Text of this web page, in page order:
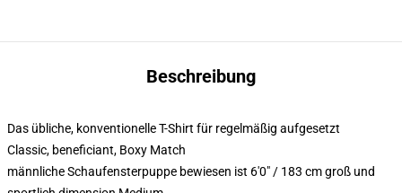
Beschreibung
Das übliche, konventionelle T-Shirt für regelmäßig aufgesetzt
Classic, beneficiant, Boxy Match
männliche Schaufensterpuppe bewiesen ist 6'0" / 183 cm groß und